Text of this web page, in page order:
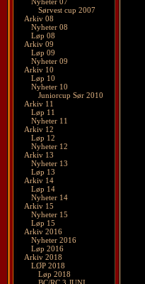
Sørvest cup 2007
Arkiv 08
Nyheter 08
Løp 08
Arkiv 09
Løp 09
Nyheter 09
Arkiv 10
Løp 10
Nyheter 10
Juniorcup Sør 2010
Arkiv 11
Løp 11
Nyheter 11
Arkiv 12
Løp 12
Nyheter 12
Arkiv 13
Nyheter 13
Løp 13
Arkiv 14
Løp 14
Nyheter 14
Arkiv 15
Nyheter 15
Løp 15
Arkiv 2016
Nyheter 2016
Løp 2016
Arkiv 2018
LØP 2018
Løp 2018